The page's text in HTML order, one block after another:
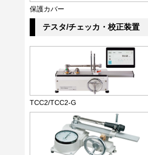
保護カバー
テスタ/チェッカ・校正装置
TCC2/TCC2-G